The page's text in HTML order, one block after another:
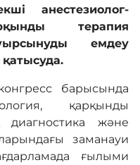
анестезиолог-
терапия
емдеу
барысында
қарқынды
диагностика және
заманауи
ғылыми